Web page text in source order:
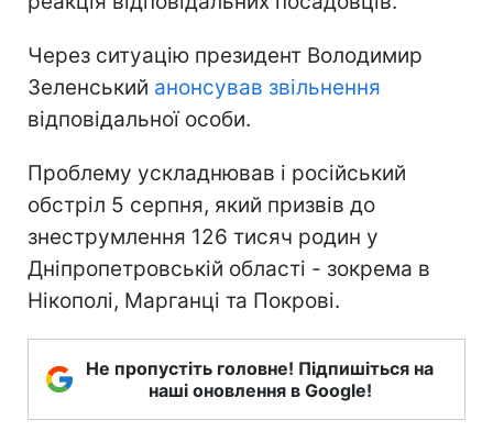
Через ситуацію президент Володимир
Зеленський анонсував звільнення
відповідальної особи.
Проблему ускладнював і російський
обстріл 5 серпня, який призвів до
знеструмлення 126 тисяч родин у
Дніпропетровській області - зокрема в
Нікополі, Марганці та Покрові.
Не пропустіть головне! Підпишіться на
наші оновлення в Google!